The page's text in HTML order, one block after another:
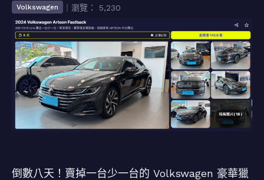
Volkswagen ｜瀏覽： 5,230
倒數八天！賣掉一台少一台的 Volkswagen 豪華獵